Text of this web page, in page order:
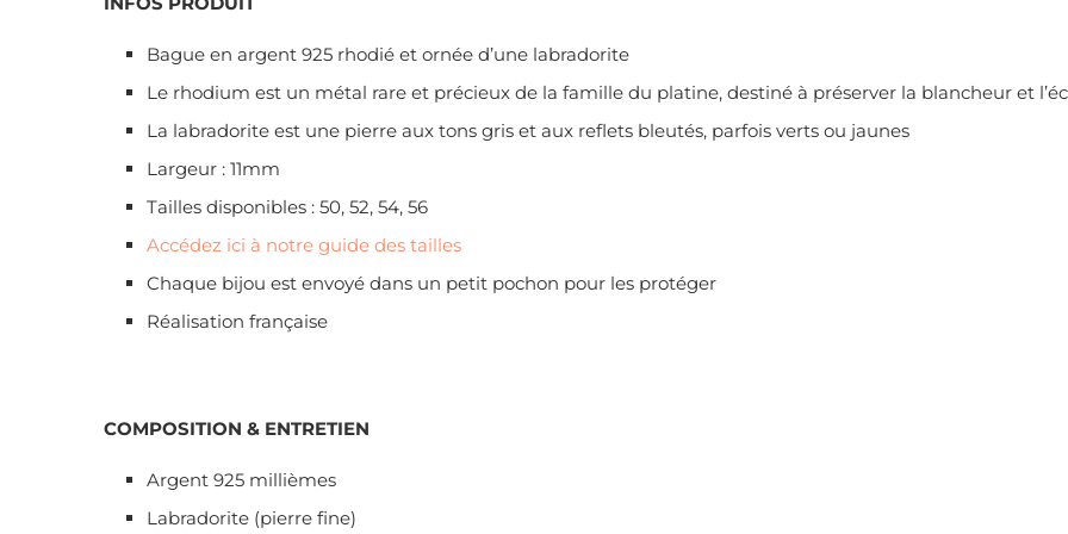
Bague en argent 925 rhodié et ornée d’une labradorite
Le rhodium est un métal rare et précieux de la famille du platine, destiné à préserver la blancheur et
La labradorite est une pierre aux tons gris et aux reflets bleutés, parfois verts ou jaunes
Largeur : 11mm
Tailles disponibles : 50, 52, 54, 56
Accédez ici à notre guide des tailles
Chaque bijou est envoyé dans un petit pochon pour les protéger
Réalisation française
COMPOSITION & ENTRETIEN
Argent 925 millièmes
Labradorite (pierre fine)